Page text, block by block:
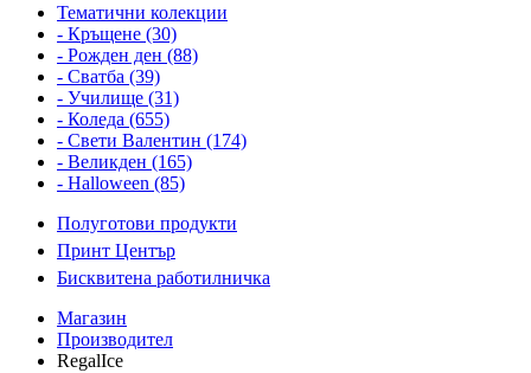
Тематични колекции
- Кръщене (30)
- Рожден ден (88)
- Сватба (39)
- Училище (31)
- Коледа (655)
- Свети Валентин (174)
- Великден (165)
- Halloween (85)
Полуготови продукти
Принт Център
Бисквитена работилничка
Магазин
Производител
RegalIce